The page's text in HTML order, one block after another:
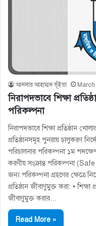
আনসার আহাম্মদ ভূঁইয়া March
নিরাপদভাবে শিক্ষা
পরিকল্পনা
নিরাপদভাবে শিক্ষা প্রতিষ্ঠান
প্রতিষ্ঠানসমূহ পুনরায় চালুকরণ
পরিচালনার পরিকল্পনা ১ম
করণীয় সংক্রান্ত পরিকল্পনা (Safe
জন্য পরিকল্পনা গ্রহণের ক্ষেত্রে
প্রতিষ্ঠান জীবাণুমুক্ত করা: • শিক্ষা
জীবাণুমুক্ত করার…
Read More »